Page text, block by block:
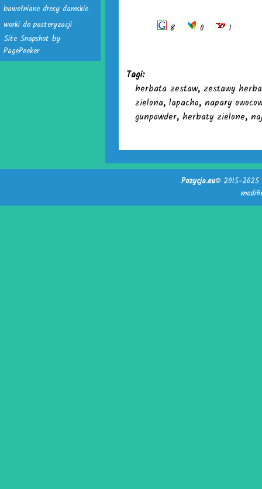
bawełniane dresy damskie
worki do pasteryzacji
Site Snapshot by
PagePeeker
8 0 1
Tagi:
herbata zestaw, zestawy
zielona, lapacho, napary
gunpowder, herbaty zielone,
Pozycja.eu© 2015-